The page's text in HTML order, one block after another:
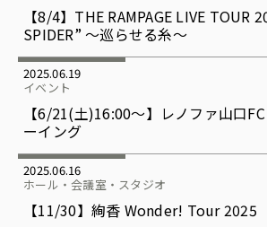
【8/4】THE RAMPAGE LIVE TOUR
SPIDER” 〜巡らせる糸〜
2025.06.19
イベント
【6/21(土)16:00～】レノファ山口
ーイング
2025.06.16
ホール・会議室・スタジオ
【11/30】絢香 Wonder! Tour 2025